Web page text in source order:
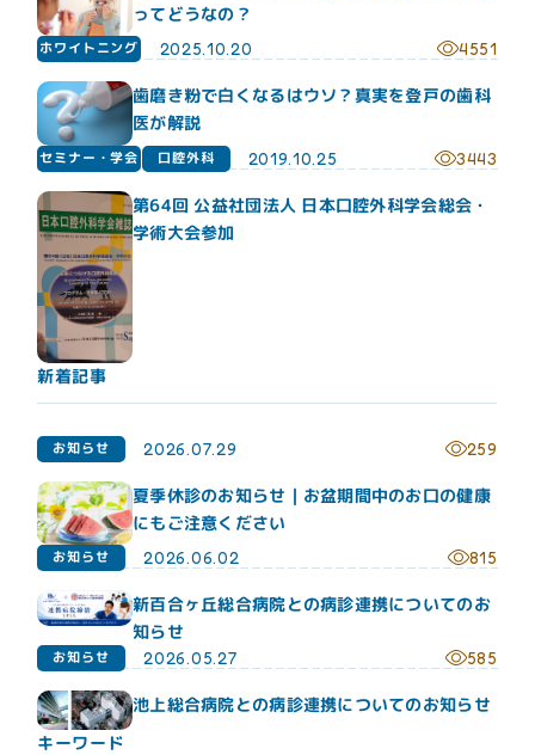
▲：土曜日午後：15:00~19:00 休診日：日曜日、祝日
最終受付：月～金曜日19:00まで／土曜日：18:30まで
ってどうなの？
ホワイトニング 2025.10.20 4551
歯磨き粉で白くなるはウソ？真実を登戸の歯科
医が解説
セミナー・学会 口腔外科 2019.10.25 3443
第64回 公益社団法人 日本口腔外科学会総会・
学術大会参加
新着記事
お知らせ 2026.07.29 259
夏季休診のお知らせ｜お盆期間中のお口の健康
にもご注意ください
お知らせ 2026.06.02 815
新百合ヶ丘総合病院との病診連携についてのお
知らせ
お知らせ 2026.05.27 585
池上総合病院との病診連携についてのお知らせ
キーワード